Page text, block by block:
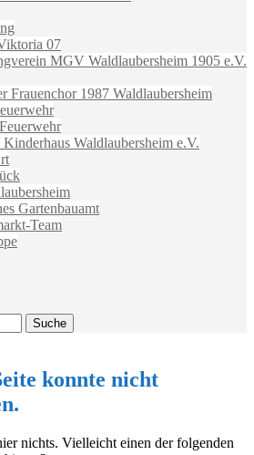
07
MGV Waldlaubersheim 1905 e.V.
Frauenchor 1987 Waldlaubersheim
Waldlaubersheim e.V.
Gartenbauamt
Team
konnte nicht
nichts. Vielleicht einen der folgenden